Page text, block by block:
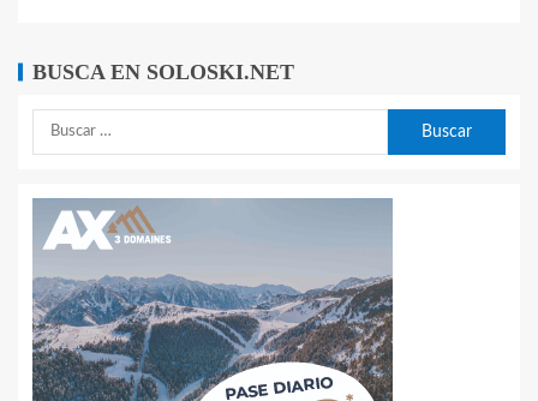
BUSCA EN SOLOSKI.NET